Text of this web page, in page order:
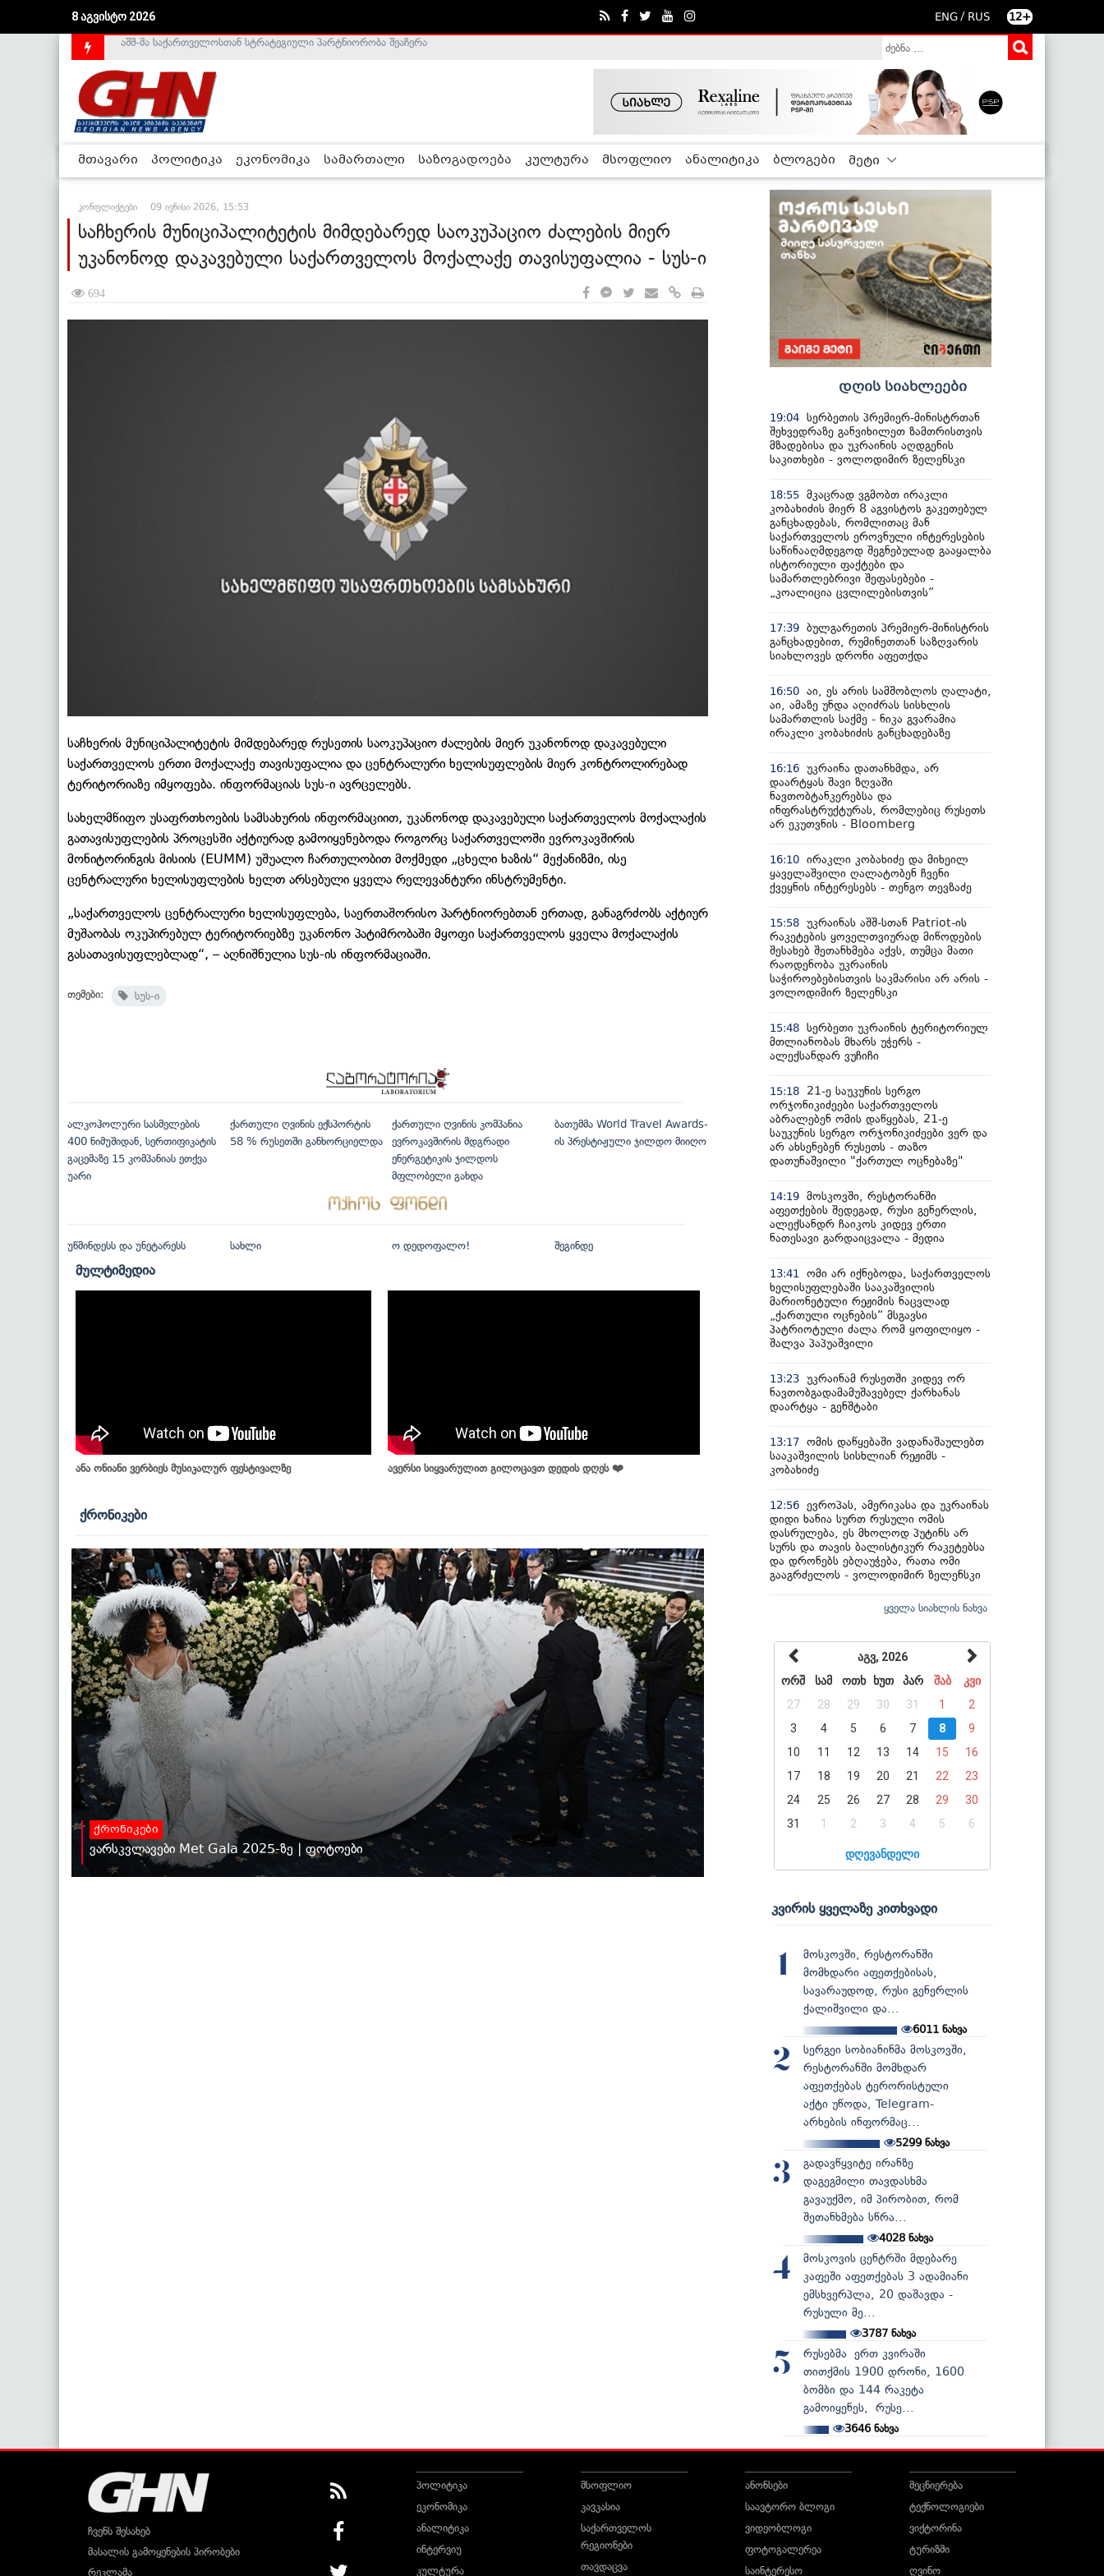
8 აგვისტო 2026 ENG / RUS 12+
საქართველოს დე-ფაქტო მთავრობა არალეგიტიმურია - ჰელსინკის კომისია
აშშ-მა საქართველოსთან სტრატეგიული პარტნიორობა შეაჩერა
მთავარი პოლიტიკა ეკონომიკა სამართალი საზოგადოება კულტურა მსოფლიო ანალიტიკა ბლოგები მეტი
კონფლიქტები 09 ივნისი 2026, 15:53
საჩხერის მუნიციპალიტეტის მიმდებარედ საოკუპაციო ძალების მიერ
უკანონოდ დაკავებული საქართველოს მოქალაქე თავისუფალია - სუს-ი
694
საჩხერის მუნიციპალიტეტის მიმდებარედ რუსეთის საოკუპაციო ძალების მიერ უკანონოდ დაკავებული
საქართველოს ერთი მოქალაქე თავისუფალია და ცენტრალური ხელისუფლების მიერ კონტროლირებად
ტერიტორიაზე იმყოფება. ინფორმაციას სუს-ი ავრცელებს.
სახელმწიფო უსაფრთხოების სამსახურის ინფორმაციით, უკანონოდ დაკავებული საქართველოს მოქალაქის
გათავისუფლების პროცესში აქტიურად გამოიყენებოდა როგორც საქართველოში ევროკავშირის
მონიტორინგის მისიის (EUMM) უშუალო ჩართულობით მოქმედი „ცხელი ხაზის“ მექანიზმი, ისე
ცენტრალური ხელისუფლების ხელთ არსებული ყველა რელევანტური ინსტრუმენტი.
„საქართველოს ცენტრალური ხელისუფლება, საერთაშორისო პარტნიორებთან ერთად, განაგრძობს აქტიურ
მუშაობას ოკუპირებულ ტერიტორიებზე უკანონო პატიმრობაში მყოფი საქართველოს ყველა მოქალაქის
გასათავისუფლებლად“, – აღნიშნულია სუს-ის ინფორმაციაში.
თემები: სუს-ი
ალკოჰოლური სასმელების
400 ნიმუშიდან, სერთიფიკატის
გაცემაზე 15 კომპანიას ეთქვა
უარი
ქართული ღვინის ექსპორტის
58 % რუსეთში განხორციელდა
ქართული ღვინის კომპანია
ევროკავშირის მდგრადი
ენერგეტიკის ჯილდოს
მფლობელი გახდა
ბათუმმა World Travel Awards-
ის პრესტიჟული ჯილდო მიიღო
უწმინდესს და უნეტარესს სახლი ო დედოფალო! შეგინდე
მულტიმედია
ანა ონიანი ვერბიეს მუსიკალურ ფესტივალზე ავერსი სიყვარულით გილოცავთ დედის დღეს ❤️
ქრონიკები
ქრონიკები
ვარსკვლავები Met Gala 2025-ზე | ფოტოები
დღის სიახლეები
19:04 სერბეთის პრემიერ-მინისტრთან
შეხვედრაზე განვიხილეთ ზამთრისთვის
მზადებისა და უკრაინის აღდგენის
საკითხები - ვოლოდიმირ ზელენსკი
18:55 მკაცრად ვგმობთ ირაკლი
კობახიძის მიერ 8 აგვისტოს გაკეთებულ
განცხადებას, რომლითაც მან
საქართველოს ეროვნული ინტერესების
საწინააღმდეგოდ შეგნებულად გააყალბა
ისტორიული ფაქტები და
სამართლებრივი შეფასებები -
„კოალიცია ცვლილებისთვის“
17:39 ბულგარეთის პრემიერ-მინისტრის
განცხადებით, რუმინეთთან საზღვარის
სიახლოვეს დრონი აფეთქდა
16:50 აი, ეს არის სამშობლოს ღალატი,
აი, ამაზე უნდა აღიძრას სისხლის
სამართლის საქმე - ნიკა გვარამია
ირაკლი კობახიძის განცხადებაზე
16:16 უკრაინა დათანხმდა, არ
დაარტყას შავი ზღვაში
ნავთობტანკერებსა და
ინფრასტრუქტურას, რომლებიც რუსეთს
არ ეკუთვნის - Bloomberg
16:10 ირაკლი კობახიძე და მიხეილ
ყაველაშვილი ღალატობენ ჩვენი
ქვეყნის ინტერესებს - თენგო თევზაძე
15:58 უკრაინას აშშ-სთან Patriot-ის
რაკეტების ყოველთვიურად მიწოდების
შესახებ შეთანხმება აქვს, თუმცა მათი
რაოდენობა უკრაინის
საჭიროებებისთვის საკმარისი არ არის -
ვოლოდიმირ ზელენსკი
15:48 სერბეთი უკრაინის ტერიტორიულ
მთლიანობას მხარს უჭერს -
ალექსანდარ ვუჩიჩი
15:18
21-ე საუკუნის სერგო
ორჯონიკიძეები საქართველოს
აბრალებენ ომის დაწყებას, 21-ე
საუკუნის სერგო ორჯონიკიძეები ვერ და
არ ახსენებენ რუსეთს - თაზო
დათუნაშვილი "ქართულ ოცნებაზე"
14:19 მოსკოვში, რესტორანში
აფეთქების შედეგად, რუსი გენერლის,
ალექსანდრ ჩაიკოს კიდევ ერთი
ნათესავი გარდაიცვალა - მედია
13:41
ომი არ იქნებოდა, საქართველოს
ხელისუფლებაში სააკაშვილის
მარიონეტული რეჟიმის ნაცვლად
„ქართული ოცნების“ მსგავსი
პატრიოტული ძალა რომ ყოფილიყო -
შალვა პაპუაშვილი
13:23 უკრაინამ რუსეთში კიდევ ორ
ნავთობგადამამუშავებელ ქარხანას
დაარტყა - გენშტაბი
13:17 ომის დაწყებაში ვადანაშაულებთ
სააკაშვილის სისხლიან რეჟიმს -
კობახიძე
12:56 ევროპას, ამერიკასა და უკრაინას
დიდი ხანია სურთ რუსული ომის
დასრულება, ეს მხოლოდ პუტინს არ
სურს და თავის ბალისტიკურ რაკეტებსა
და დრონებს ებღაუჭება, რათა ომი
გააგრძელოს - ვოლოდიმირ ზელენსკი
ყველა სიახლის ნახვა
აგვ, 2026
ორშ
სამ ოთხ ხუთ პარ შაბ
კვი
27
28 29 30 31 1
2
3
4 5 6 7 8
9
10
11 12 13 14 15
16
17
18 19 20 21 22
23
24
25 26 27 28 29
30
31
1 2 3 4 5 6
დღევანდელი
კვირის ყველაზე კითხვადი
1
მოსკოვში, რესტორანში
მომხდარი აფეთქებისას,
სავარაუდოდ, რუსი გენერლის
ქალიშვილი და...
6011 ნახვა
2
სერგეი სობიანინმა მოსკოვში,
რესტორანში მომხდარ
აფეთქებას ტერორისტული
აქტი უწოდა, Telegram-
არხების ინფორმაც...
5299 ნახვა
3
გადავწყვიტე ირანზე
დაგეგმილი თავდასხმა
გავაუქმო, იმ პირობით, რომ
შეთანხმება სწრა...
4028ნახვა
4
მოსკოვის ცენტრში მდებარე
კაფეში აფეთქებას 3 ადამიანი
ემსხვერპლა, 20 დაშავდა -
რუსული მე...
3787ნახვა
5
რუსებმა ერთ კვირაში
თითქმის 1900 დრონი, 1600
ბომბი და 144 რაკეტა
გამოიყენეს, რუსე...
3646ნახვა
ჩვენს შესახებ
მასალის გამოყენების პირობები
რეკლამა
პოლიტიკა
ეკონომიკა
ანალიტიკა
ინტერვიუ
კულტურა
მსოფლიო
კავკასია
საქართველოს
რეგიონები
თავდაცვა
ანონსები
საავტორო ბლოგი
ვიდეობლოგი
ფოტოგალერეა
საინტერესო
მეცნიერება
ტექნოლოგიები
ვიქტორინა
ტურიზმი
ღვინო